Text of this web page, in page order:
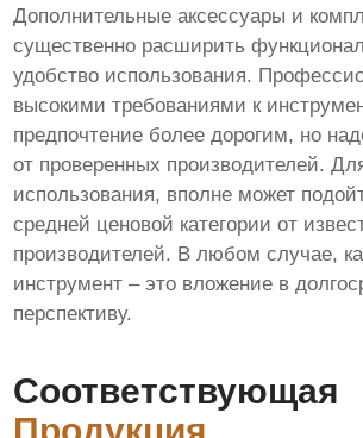
Дополнительные аксессуары и
существенно расширить
удобство использования.
высокими требованиями к
предпочтение более дорогим, но
от проверенных производителей.
использования, вполне может
средней ценовой категории от
производителей. В любом случае,
инструмент – это вложение в
перспективу.
Соответствующая